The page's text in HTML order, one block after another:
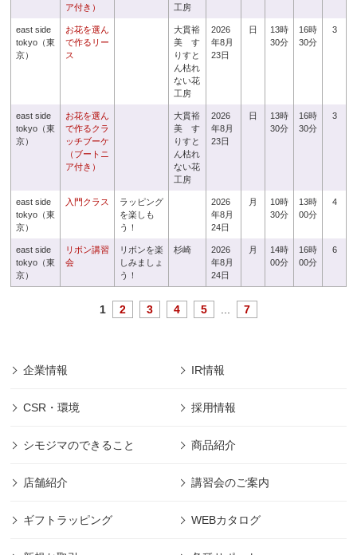
ア付き）
工房
east side
tokyo（東
京）
お花を選ん
で作るリー
ス
大貫裕
美 す
りすと
ん枯れ
ない花
工房
2026
年8月
23日
日
13時
30分
16時
30分
3
east side
tokyo（東
京）
お花を選ん
で作るクラ
ッチブーケ
（ブートニ
ア付き）
大貫裕
美 す
りすと
ん枯れ
ない花
工房
2026
年8月
23日
日
13時
30分
16時
30分
3
east side
tokyo（東
京）
入門クラス
ラッピング
を楽しも
う！
2026
年8月
24日
月
10時
30分
13時
00分
4
east side
tokyo（東
京）
リボン講習
会
リボンを楽
しみましょ
う！
杉崎
2026
年8月
24日
月
14時
00分
16時
00分
6
1 2 3 4 5 7
企業情報 IR情報
CSR・環境 採用情報
シモジマのできること 商品紹介
店舗紹介 講習会のご案内
ギフトラッピング WEBカタログ